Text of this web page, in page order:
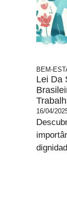
BEM-
Lei Da
16/04/